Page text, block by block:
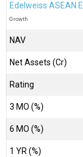
Edelweiss ASEAN
Growth
NAV
Net Assets (Cr)
Rating
3 MO (%)
6 MO (%)
1 YR (%)